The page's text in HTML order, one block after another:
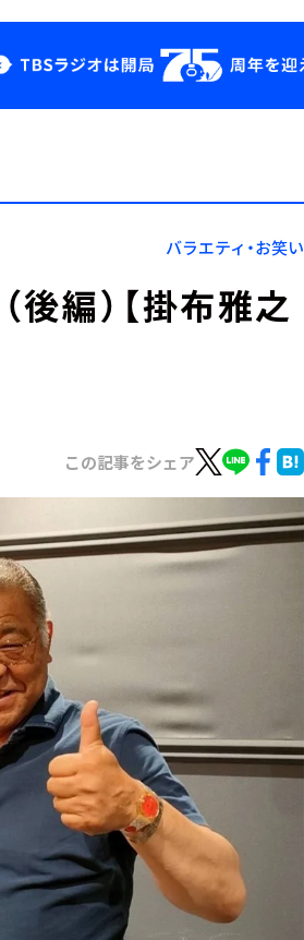
YouTube
会社情報
バラエティ・お笑い
編）【掛布雅之
この記事をシェア